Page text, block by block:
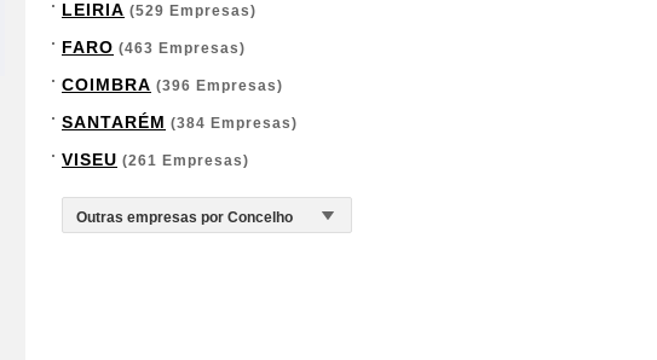
LEIRIA (529 Empresas)
FARO (463 Empresas)
COIMBRA (396 Empresas)
SANTARÉM (384 Empresas)
VISEU (261 Empresas)